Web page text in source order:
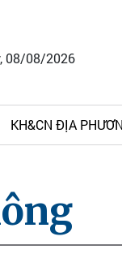
08/08/2026
KH&CN ĐỊA